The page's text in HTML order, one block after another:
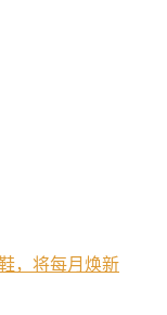
，将每月焕新